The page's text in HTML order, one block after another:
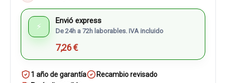
⚡
Envió express
De 24h a 72h laborables. IVA incluido
7,26 €
1 año de garantía
Recambio revisado